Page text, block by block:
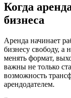
Когда
бизнеса
Аренда начинает
бизнесу свободу, а
менять формат,
важны не только
возможность
арендодателем.